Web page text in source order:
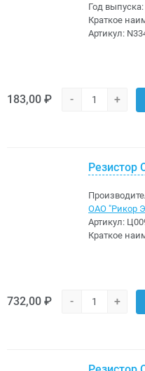
Год выпуска:
Краткое
Артикул:
183,00 ₽ - +
Резистор
ОАО "Рикор
Артикул:
Краткое
732,00 ₽ - +